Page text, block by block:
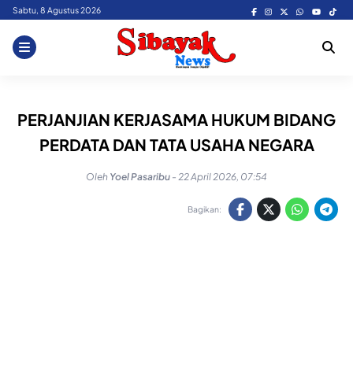
Skip
content
Sabtu, 8 Agustus 2026
PERJANJIAN KERJASAMA HUKUM BIDANG
PERDATA DAN TATA USAHA NEGARA
Oleh Yoel Pasaribu - 22 April 2026, 07:54
Bagikan: